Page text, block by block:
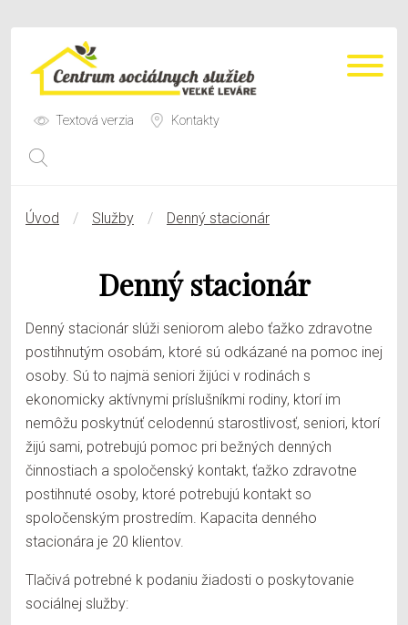
Textová verzia Kontakty
O nás
Kariéra
Úvod Služby Denný stacionár
Denný stacionár
Denný stacionár slúži seniorom alebo ťažko zdravotne
postihnutým osobám, ktoré sú odkázané na pomoc inej
osoby. Sú to najmä seniori žijúci v rodinách s
ekonomicky aktívnymi príslušníkmi rodiny, ktorí im
nemôžu poskytnúť celodennú starostlivosť, seniori, ktorí
žijú sami, potrebujú pomoc pri bežných denných
činnostiach a spoločenský kontakt, ťažko zdravotne
postihnuté osoby, ktoré potrebujú kontakt so
spoločenským prostredím. Kapacita denného
stacionára je 20 klientov.
Tlačivá potrebné k podaniu žiadosti o poskytovanie
sociálnej služby: